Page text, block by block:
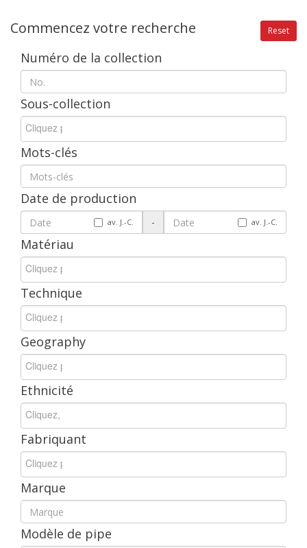
Commencez votre recherche Reset
Numéro de la collection
Sous-collection
Mots-clés
Date de production
av. J.-C. - av. J.-C.
Matériau
Technique
Geography
Ethnicité
Fabriquant
Marque
Modèle de pipe